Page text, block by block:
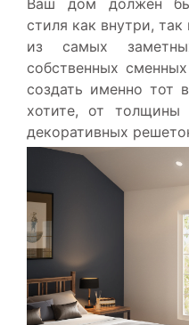
стиля как внутри,
из самых
собственных
создать именно тот
хотите, от
декоративных